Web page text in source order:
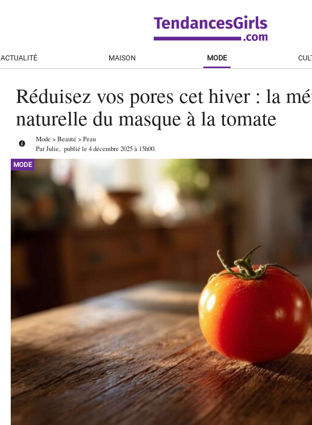
ACTUALITÉ MAISON MODE
Réduisez vos pores cet hiver : la
naturelle du masque à la tomate
Mode > Beauté > Peau
ParJulie, publié le 4 décembre 2025à 15h00.
MODE